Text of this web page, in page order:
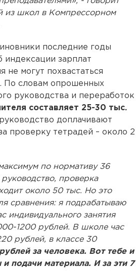
из школ в Компрессорном
последние годы
индексации зарплат
не могут похвастаться
По словам опрошенных
руководства и переработок
составляет 25-30 тыс.
доплачивают
проверку тетрадей – около 2
по нормативу 36
проверка
около 50 тыс. Но это
сравнения: я подрабатываю
индивидуального занятия
1200 рублей. В школе час
рублей, в классе 30
за человека. Вот тебе и
подачи материала. И за эти 7